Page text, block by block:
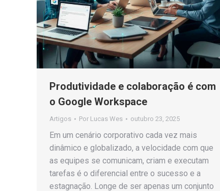
Produtividade e colaboração é com
o Google Workspace
Artigos Por Lucas Wes outubro 23, 2025
Em um cenário corporativo cada vez mais
dinâmico e globalizado, a velocidade com que
as equipes se comunicam, criam e executam
tarefas é o diferencial entre o sucesso e a
estagnação. Longe de ser apenas um conjunto